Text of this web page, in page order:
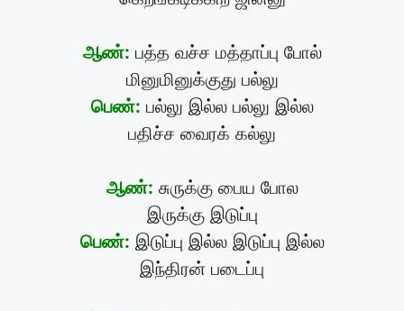
ஆண்: பத்த வச்ச மத்தாப்பு போல்
மினுமினுக்குது பல்லு
பெண்: பல்லு இல்ல பல்லு இல்ல
பதிச்ச வைரக் கல்லு
ஆண்: சுருக்கு பைய போல
இருக்கு இடுப்பு
பெண்: இடுப்பு இல்ல இடுப்பு இல்ல
இந்திரன் படைப்பு